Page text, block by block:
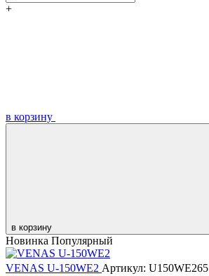
+
в корзину
в корзину
Новинка Популярный
VENAS U-150WE2 Артикул: U150WE265